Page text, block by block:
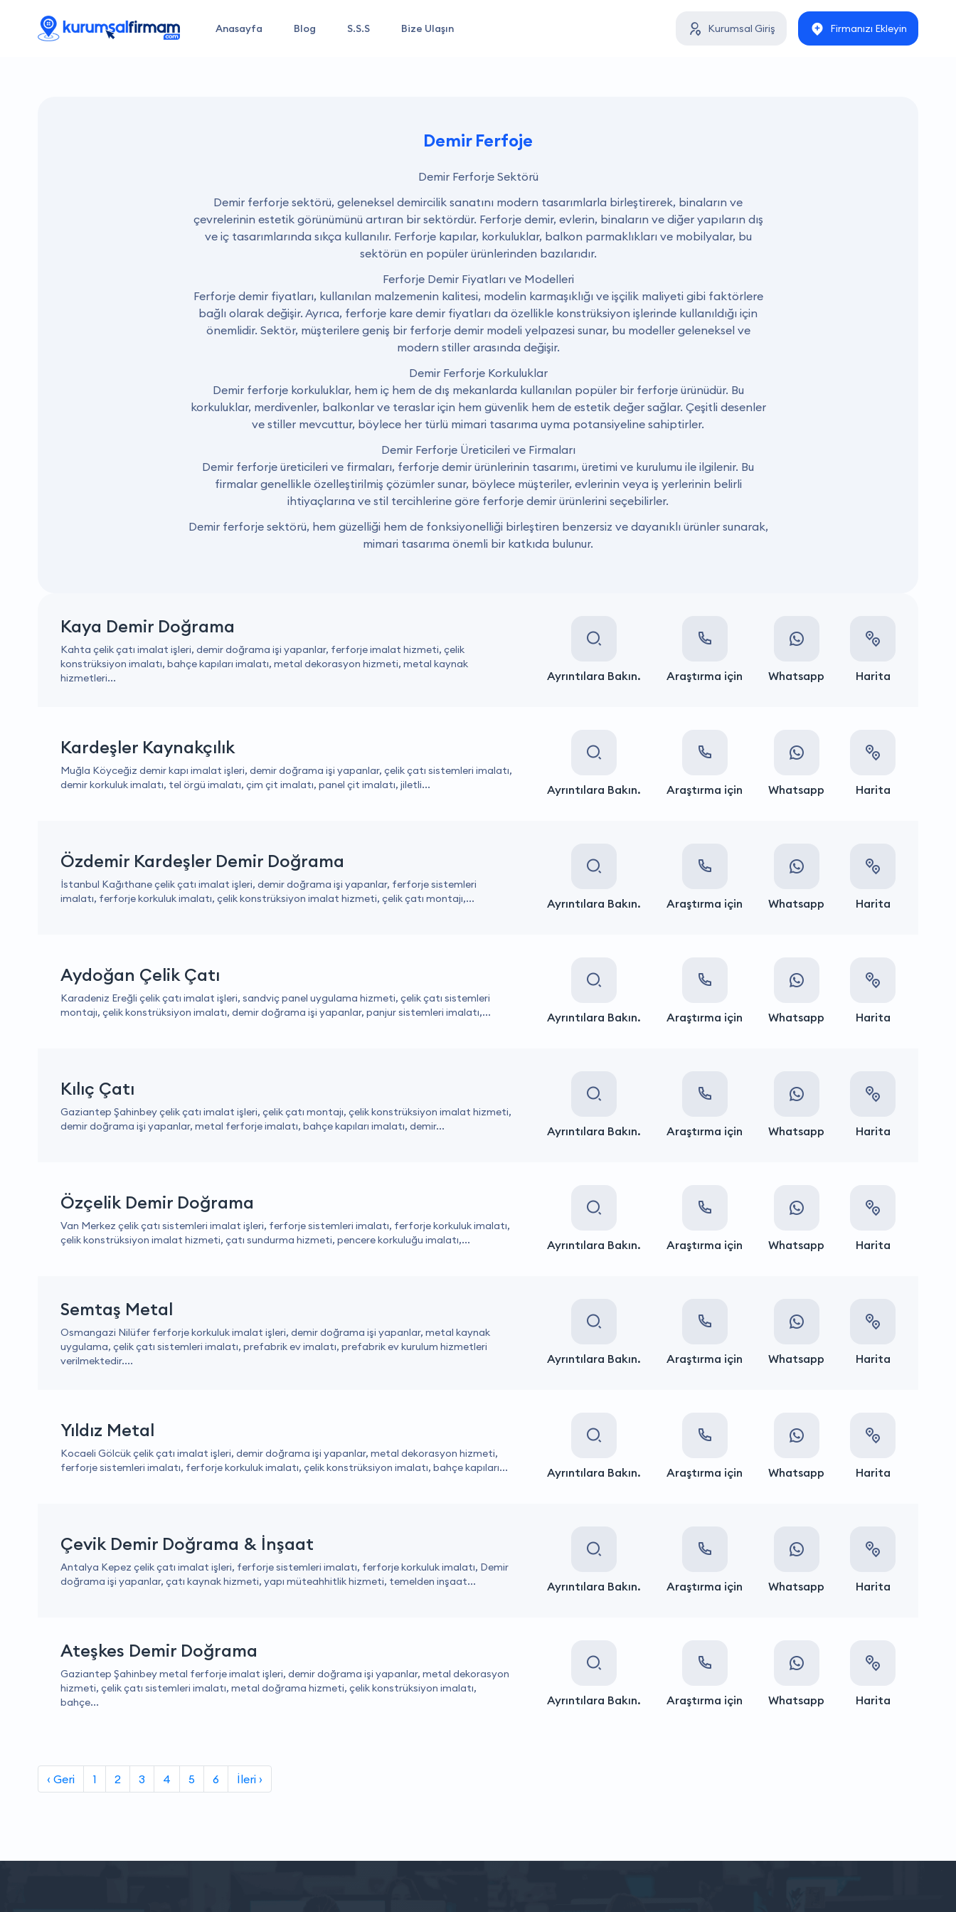
Anasayfa Blog S.S.S Bize Ulaşın Kurumsal Giriş Firmanızı Ekleyin
Demir Ferfoje
Demir Ferforje Sektörü
Demir ferforje sektörü, geleneksel demircilik sanatını modern tasarımlarla birleştirerek, binaların ve
çevrelerinin estetik görünümünü artıran bir sektördür. Ferforje demir, evlerin, binaların ve diğer yapıların dış
ve iç tasarımlarında sıkça kullanılır. Ferforje kapılar, korkuluklar, balkon parmaklıkları ve mobilyalar, bu
sektörün en popüler ürünlerinden bazılarıdır.
Ferforje Demir Fiyatları ve Modelleri
Ferforje demir fiyatları, kullanılan malzemenin kalitesi, modelin karmaşıklığı ve işçilik maliyeti gibi faktörlere
bağlı olarak değişir. Ayrıca, ferforje kare demir fiyatları da özellikle konstrüksiyon işlerinde kullanıldığı için
önemlidir. Sektör, müşterilere geniş bir ferforje demir modeli yelpazesi sunar, bu modeller geleneksel ve
modern stiller arasında değişir.
Demir Ferforje Korkuluklar
Demir ferforje korkuluklar, hem iç hem de dış mekanlarda kullanılan popüler bir ferforje ürünüdür. Bu
korkuluklar, merdivenler, balkonlar ve teraslar için hem güvenlik hem de estetik değer sağlar. Çeşitli desenler
ve stiller mevcuttur, böylece her türlü mimari tasarıma uyma potansiyeline sahiptirler.
Demir Ferforje Üreticileri ve Firmaları
Demir ferforje üreticileri ve firmaları, ferforje demir ürünlerinin tasarımı, üretimi ve kurulumu ile ilgilenir. Bu
firmalar genellikle özelleştirilmiş çözümler sunar, böylece müşteriler, evlerinin veya iş yerlerinin belirli
ihtiyaçlarına ve stil tercihlerine göre ferforje demir ürünlerini seçebilirler.
Demir ferforje sektörü, hem güzelliği hem de fonksiyonelliği birleştiren benzersiz ve dayanıklı ürünler sunarak,
mimari tasarıma önemli bir katkıda bulunur.
Kaya Demir Doğrama
Kahta çelik çatı imalat işleri, demir doğrama işi yapanlar, ferforje imalat hizmeti, çelik
konstrüksiyon imalatı, bahçe kapıları imalatı, metal dekorasyon hizmeti, metal kaynak
hizmetleri...
Ayrıntılara Bakın. Araştırma için Whatsapp Harita
Kardeşler Kaynakçılık
Muğla Köyceğiz demir kapı imalat işleri, demir doğrama işi yapanlar, çelik çatı sistemleri imalatı,
demir korkuluk imalatı, tel örgü imalatı, çim çit imalatı, panel çit imalatı, jiletli...
Ayrıntılara Bakın. Araştırma için Whatsapp Harita
Özdemir Kardeşler Demir Doğrama
İstanbul Kağıthane çelik çatı imalat işleri, demir doğrama işi yapanlar, ferforje sistemleri
imalatı, ferforje korkuluk imalatı, çelik konstrüksiyon imalat hizmeti, çelik çatı montajı,...
Ayrıntılara Bakın. Araştırma için Whatsapp Harita
Aydoğan Çelik Çatı
Karadeniz Ereğli çelik çatı imalat işleri, sandviç panel uygulama hizmeti, çelik çatı sistemleri
montajı, çelik konstrüksiyon imalatı, demir doğrama işi yapanlar, panjur sistemleri imalatı,...
Ayrıntılara Bakın. Araştırma için Whatsapp Harita
Kılıç Çatı
Gaziantep Şahinbey çelik çatı imalat işleri, çelik çatı montajı, çelik konstrüksiyon imalat hizmeti,
demir doğrama işi yapanlar, metal ferforje imalatı, bahçe kapıları imalatı, demir...
Ayrıntılara Bakın. Araştırma için Whatsapp Harita
Özçelik Demir Doğrama
Van Merkez çelik çatı sistemleri imalat işleri, ferforje sistemleri imalatı, ferforje korkuluk imalatı,
çelik konstrüksiyon imalat hizmeti, çatı sundurma hizmeti, pencere korkuluğu imalatı,...
Ayrıntılara Bakın. Araştırma için Whatsapp Harita
Semtaş Metal
Osmangazi Nilüfer ferforje korkuluk imalat işleri, demir doğrama işi yapanlar, metal kaynak
uygulama, çelik çatı sistemleri imalatı, prefabrik ev imalatı, prefabrik ev kurulum hizmetleri
verilmektedir....
Ayrıntılara Bakın. Araştırma için Whatsapp Harita
Yıldız Metal
Kocaeli Gölcük çelik çatı imalat işleri, demir doğrama işi yapanlar, metal dekorasyon hizmeti,
ferforje sistemleri imalatı, ferforje korkuluk imalatı, çelik konstrüksiyon imalatı, bahçe kapıları...
Ayrıntılara Bakın. Araştırma için Whatsapp Harita
Çevik Demir Doğrama & İnşaat
Antalya Kepez çelik çatı imalat işleri, ferforje sistemleri imalatı, ferforje korkuluk imalatı, Demir
doğrama işi yapanlar, çatı kaynak hizmeti, yapı müteahhitlik hizmeti, temelden inşaat...
Ayrıntılara Bakın. Araştırma için Whatsapp Harita
Ateşkes Demir Doğrama
Gaziantep Şahinbey metal ferforje imalat işleri, demir doğrama işi yapanlar, metal dekorasyon
hizmeti, çelik çatı sistemleri imalatı, metal doğrama hizmeti, çelik konstrüksiyon imalatı,
bahçe...
Ayrıntılara Bakın. Araştırma için Whatsapp Harita
‹ Geri 1 2 3 4 5 6 İleri ›